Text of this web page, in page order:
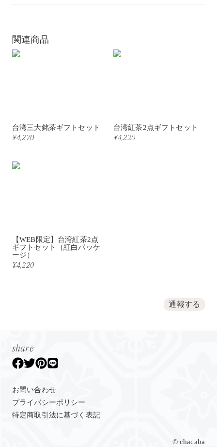
関連商品
台湾三大銘茶ギフトセット
¥4,270
台湾紅茶2点ギフトセット
¥4,220
【WEB限定】台湾紅茶2点
ギフトセット（紅白パッケ
ージ）
¥4,220
通報する
share
お問い合わせ
プライバシーポリシー
特定商取引法に基づく表記
© chacaba